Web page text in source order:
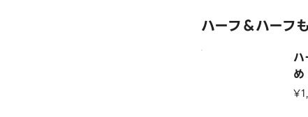
ハーフ＆ハーフ
め